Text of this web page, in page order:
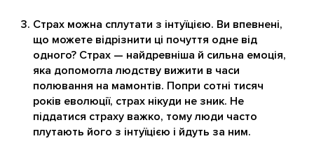
Страх можна сплутати з інтуїцією. Ви впевнені,
що можете відрізнити ці почуття одне від
одного? Страх — найдревніша й сильна емоція,
яка допомогла людству вижити в часи
полювання на мамонтів. Попри сотні тисяч
років еволюції, страх нікуди не зник. Не
піддатися страху важко, тому люди часто
плутають його з інтуїцією і йдуть за ним.